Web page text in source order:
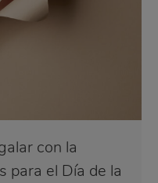
con la
para el Día de la